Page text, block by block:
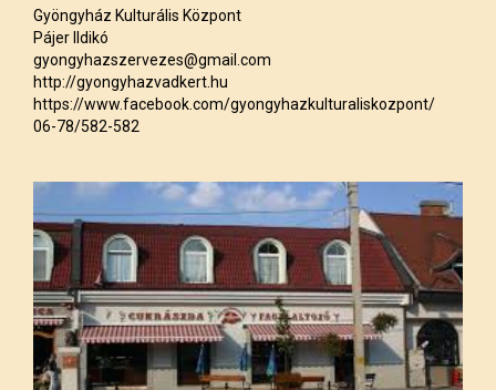
Gyöngyház Kulturális Központ
Pájer Ildikó
gyongyhazszervezes@gmail.com
http://gyongyhazvadkert.hu
https://www.facebook.com/gyongyhazkulturaliskozpont/
06-78/582-582